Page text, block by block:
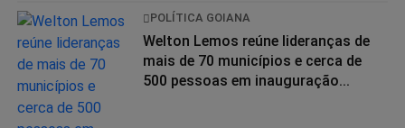
POLÍTICA GOIANA
Welton Lemos reúne lideranças de
mais de 70 municípios e cerca de
500 pessoas em inauguração...